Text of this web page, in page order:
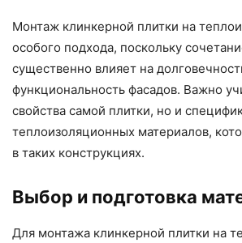
Монтаж клинкерной плитки на
особого подхода, поскольку
существенно влияет на
функциональность фасадов. Важно
свойства самой плитки, но и
теплоизоляционных материалов,
в таких конструкциях.
Выбор и подготовка
Для монтажа клинкерной плитки на